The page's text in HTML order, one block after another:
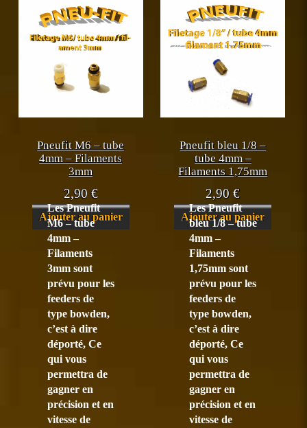
Pneufit M6 – tube
4mm – Filaments
3mm
2,90€
Ajouter au panier
Les Pneufit
M6 – tube
4mm –
Filaments
3mm sont
prévu pour les
feeders de
type bowden,
c’est à dire
déporté, Ce
qui vous
permettra de
gagner en
précision et en
vitesse de
Pneufit bleu 1/8 –
tube 4mm –
Filaments 1,75mm
2,90€
Ajouter au panier
Les Pneufit
bleu 1/8 – tube
4mm –
Filaments
1,75mm sont
prévu pour les
feeders de
type bowden,
c’est à dire
déporté, Ce
qui vous
permettra de
gagner en
précision et en
vitesse de